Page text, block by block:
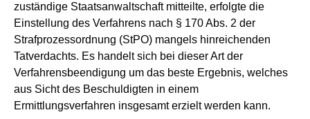
zuständige Staatsanwaltschaft mitteilte, erfolgte die
Einstellung des Verfahrens nach § 170 Abs. 2 der
Strafprozessordnung (StPO) mangels hinreichenden
Tatverdachts. Es handelt sich bei dieser Art der
Verfahrensbeendigung um das beste Ergebnis, welches
aus Sicht des Beschuldigten in einem
Ermittlungsverfahren insgesamt erzielt werden kann.